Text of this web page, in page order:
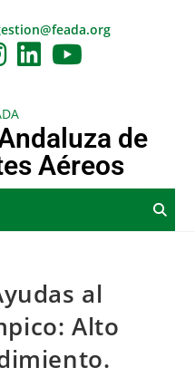
de
Aéreos
al
Alto